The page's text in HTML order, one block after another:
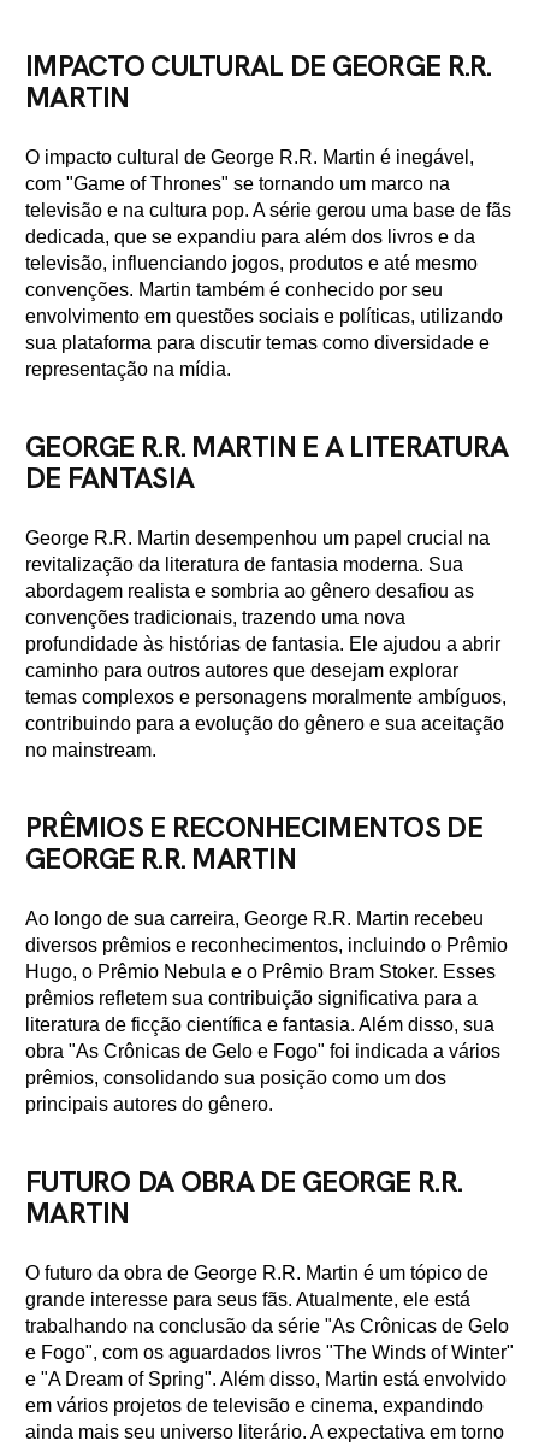
IMPACTO CULTURAL DE GEORGE R.R.
MARTIN
O impacto cultural de George R.R. Martin é inegável,
com "Game of Thrones" se tornando um marco na
televisão e na cultura pop. A série gerou uma base de fãs
dedicada, que se expandiu para além dos livros e da
televisão, influenciando jogos, produtos e até mesmo
convenções. Martin também é conhecido por seu
envolvimento em questões sociais e políticas, utilizando
sua plataforma para discutir temas como diversidade e
representação na mídia.
GEORGE R.R. MARTIN E A LITERATURA
DE FANTASIA
George R.R. Martin desempenhou um papel crucial na
revitalização da literatura de fantasia moderna. Sua
abordagem realista e sombria ao gênero desafiou as
convenções tradicionais, trazendo uma nova
profundidade às histórias de fantasia. Ele ajudou a abrir
caminho para outros autores que desejam explorar
temas complexos e personagens moralmente ambíguos,
contribuindo para a evolução do gênero e sua aceitação
no mainstream.
PRÊMIOS E RECONHECIMENTOS DE
GEORGE R.R. MARTIN
Ao longo de sua carreira, George R.R. Martin recebeu
diversos prêmios e reconhecimentos, incluindo o Prêmio
Hugo, o Prêmio Nebula e o Prêmio Bram Stoker. Esses
prêmios refletem sua contribuição significativa para a
literatura de ficção científica e fantasia. Além disso, sua
obra "As Crônicas de Gelo e Fogo" foi indicada a vários
prêmios, consolidando sua posição como um dos
principais autores do gênero.
FUTURO DA OBRA DE GEORGE R.R.
MARTIN
O futuro da obra de George R.R. Martin é um tópico de
grande interesse para seus fãs. Atualmente, ele está
trabalhando na conclusão da série "As Crônicas de Gelo
e Fogo", com os aguardados livros "The Winds of Winter"
e "A Dream of Spring". Além disso, Martin está envolvido
em vários projetos de televisão e cinema, expandindo
ainda mais seu universo literário. A expectativa em torno